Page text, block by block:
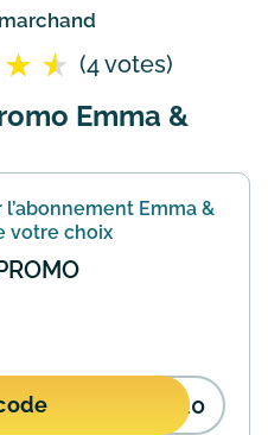
des meilleurs
en recherchant les
toujours croissant.
(4 votes)
Emma &
Emma &
votre choix
R20